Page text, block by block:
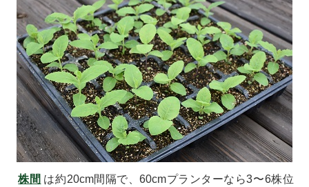
株間 は約20cm間隔で、60cmプランターなら3〜6株位